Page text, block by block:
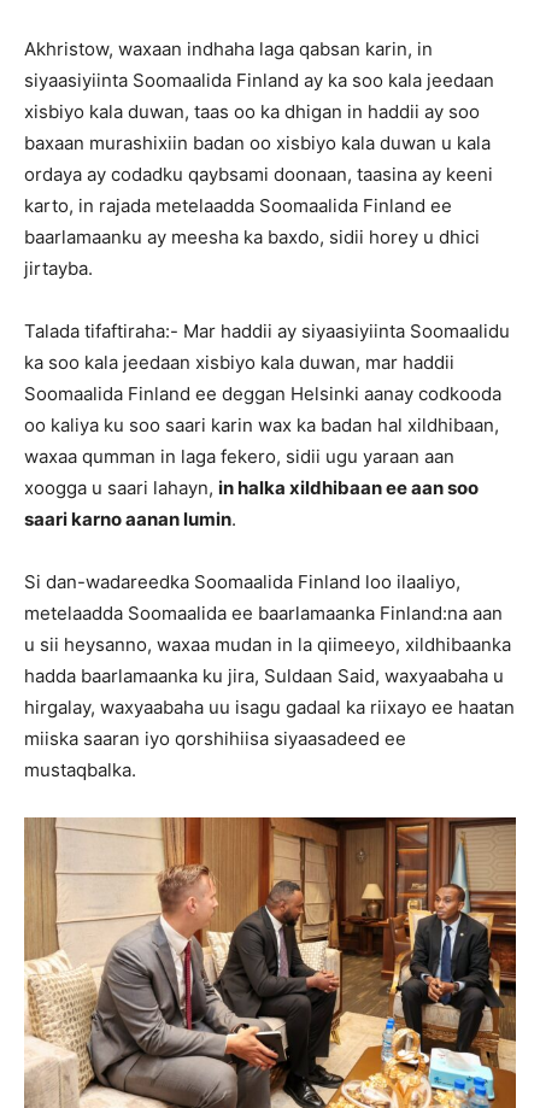
Akhristow, waxaan indhaha laga qabsan karin, in
siyaasiyiinta Soomaalida Finland ay ka soo kala jeedaan
xisbiyo kala duwan, taas oo ka dhigan in haddii ay soo
baxaan murashixiin badan oo xisbiyo kala duwan u kala
ordaya ay codadku qaybsami doonaan, taasina ay keeni
karto, in rajada metelaadda Soomaalida Finland ee
baarlamaanku ay meesha ka baxdo, sidii horey u dhici
jirtayba.
Talada tifaftiraha:- Mar haddii ay siyaasiyiinta Soomaalidu
ka soo kala jeedaan xisbiyo kala duwan, mar haddii
Soomaalida Finland ee deggan Helsinki aanay codkooda
oo kaliya ku soo saari karin wax ka badan hal xildhibaan,
waxaa qumman in laga fekero, sidii ugu yaraan aan
xoogga u saari lahayn, in halka xildhibaan ee aan soo
saari karno aanan lumin.
Si dan-wadareedka Soomaalida Finland loo ilaaliyo,
metelaadda Soomaalida ee baarlamaanka Finland:na aan
u sii heysanno, waxaa mudan in la qiimeeyo, xildhibaanka
hadda baarlamaanka ku jira, Suldaan Said, waxyaabaha u
hirgalay, waxyaabaha uu isagu gadaal ka riixayo ee haatan
miiska saaran iyo qorshihiisa siyaasadeed ee
mustaqbalka.